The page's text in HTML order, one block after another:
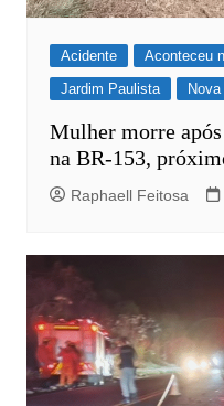
Acidente Aconteceu
Jardim Paulista
Mulher morre
na BR-153,
Raphaell Feitosa